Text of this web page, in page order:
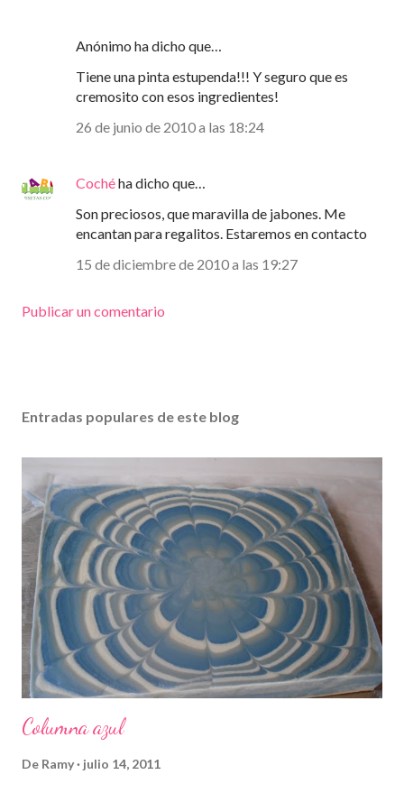
Anónimo ha dicho que…
Tiene una pinta estupenda!!! Y seguro que es
cremosito con esos ingredientes!
26 de junio de 2010 a las 18:24
Cochéha dicho que…
Son preciosos, que maravilla de jabones. Me
encantan para regalitos. Estaremos en contacto
15 de diciembre de 2010 a las 19:27
Publicar un comentario
Entradas populares de este blog
Columna azul
De Ramy julio 14, 2011